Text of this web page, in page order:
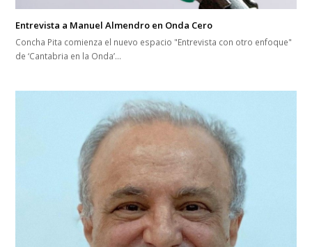
Entrevista a Manuel Almendro en Onda Cero
Concha Pita comienza el nuevo espacio "Entrevista con otro enfoque"
de ‘Cantabria en la Onda’…